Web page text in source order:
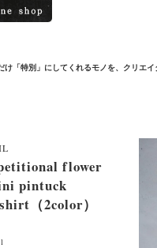
け「特別」にしてくれるモノを、クリエ
flower
pintuck
（2color）